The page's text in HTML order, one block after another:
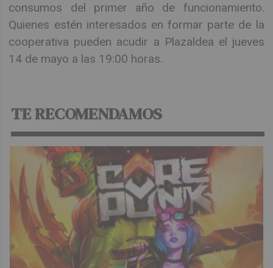
consumos del primer año de funcionamiento.
Quienes estén interesados en formar parte de la
cooperativa pueden acudir a Plazaldea el jueves
14 de mayo a las 19:00 horas.
TE RECOMENDAMOS